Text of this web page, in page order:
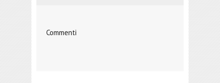
Commenti